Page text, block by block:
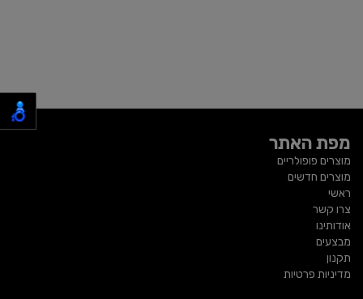
מפת האתר
מוצרים פופולריים
מוצרים חדשים
ראשי
צרו קשר
אודותינו
מבצעים
תקנון
מדיניות פרטיות